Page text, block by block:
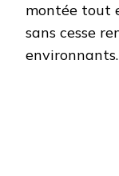
montée tout
sans cesse
environnants.